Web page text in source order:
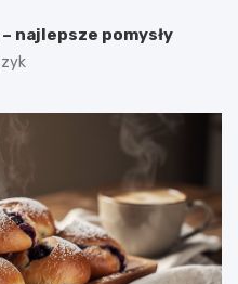
najlepsze pomysły